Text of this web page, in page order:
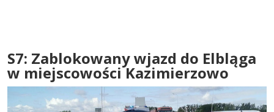
S7: Zablokowany wjazd do Elbląga
w miejscowości Kazimierzowo